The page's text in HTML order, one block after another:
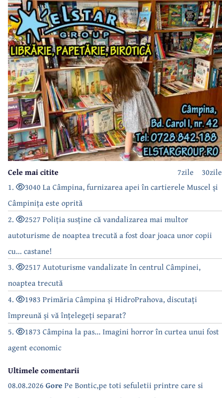
30zile
7zile
Cele mai citite
1.
3040 La Câmpina, furnizarea apei în cartierele Muscel și
Câmpinița este oprită
2.
2527 Poliția susține că vandalizarea mai multor
autoturisme de noaptea trecută a fost doar joaca unor copii
cu... castane!
3.
2517 Autoturisme vandalizate în centrul Câmpinei,
noaptea trecută
4.
1983 Primăria Câmpina și HidroPrahova, discutați
împreună și vă înțelegeți separat?
5.
1873 Câmpina la pas... Imagini horror în curtea unui fost
agent economic
Ultimele comentarii
08.08.2026 GorePe Bontic,pe toti sefuletii printre care si